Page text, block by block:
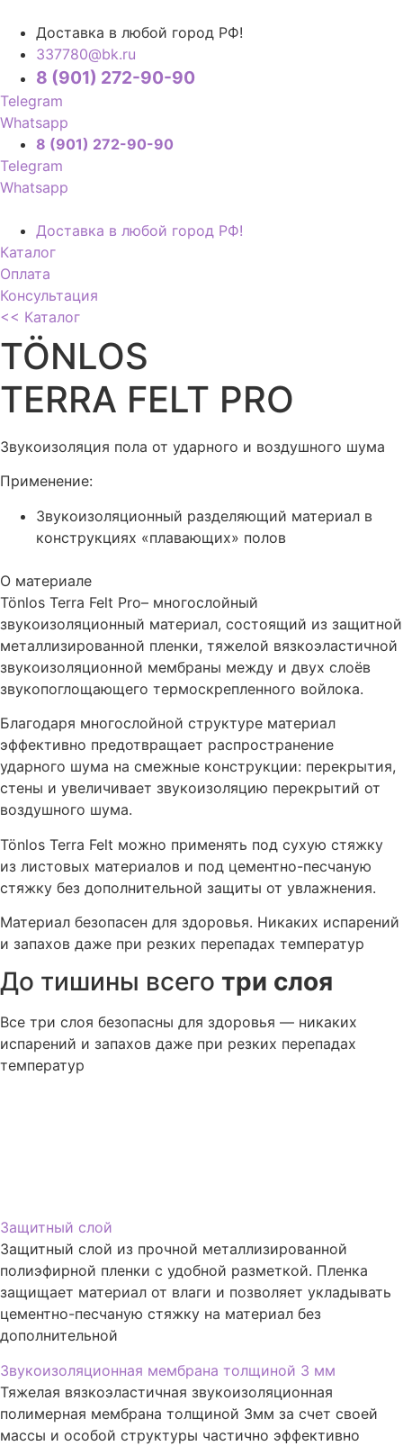
Доставка в любой город РФ!
337780@bk.ru
8 (901) 272-90-90
Telegram
Whatsapp
8 (901) 272-90-90
Telegram
Whatsapp
Доставка в любой город РФ!
Каталог
Оплата
Консультация
<< Каталог
TÖNLOS
TERRA FELT PRO
Звукоизоляция пола от ударного и воздушного шума
Применение:
Звукоизоляционный разделяющий материал в
конструкциях «плавающих» полов
О материале
Tönlos Terra Felt Pro– многослойный
звукоизоляционный материал, состоящий из защитной
металлизированной пленки, тяжелой вязкоэластичной
звукоизоляционной мембраны между и двух слоёв
звукопоглощающего термоскрепленного войлока.
Благодаря многослойной структуре материал
эффективно предотвращает распространение
ударного шума на смежные конструкции: перекрытия,
стены и увеличивает звукоизоляцию перекрытий от
воздушного шума.
Tönlos Terra Felt можно применять под сухую стяжку
из листовых материалов и под цементно-песчаную
стяжку без дополнительной защиты от увлажнения.
Материал безопасен для здоровья. Никаких испарений
и запахов даже при резких перепадах температур
До тишины всего три слоя
Все три слоя безопасны для здоровья — никаких
испарений и запахов даже при резких перепадах
температур
Защитный слой
Защитный слой из прочной металлизированной
полиэфирной пленки с удобной разметкой. Пленка
защищает материал от влаги и позволяет укладывать
цементно-песчаную стяжку на материал без
дополнительной
Звукоизоляционная мембрана толщиной 3 мм
Тяжелая вязкоэластичная звукоизоляционная
полимерная мембрана толщиной 3мм за счет своей
массы и особой структуры частично эффективно